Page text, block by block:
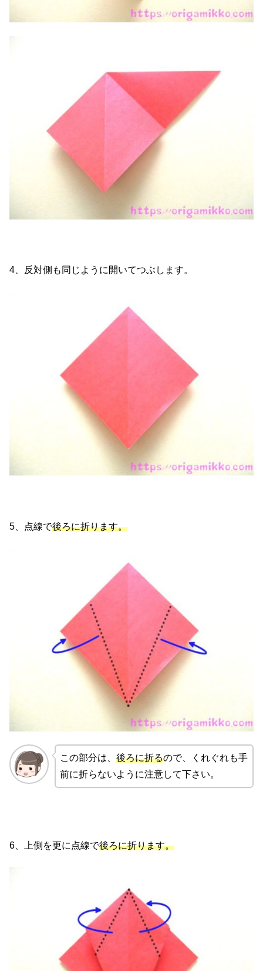
4、反対側も同じように開いてつぶします。
5、点線で後ろに折ります。
この部分は、 後ろに折るので、くれぐれも手
前に折らないように注意して下さい。
6、上側を更に点線で後ろに折ります。